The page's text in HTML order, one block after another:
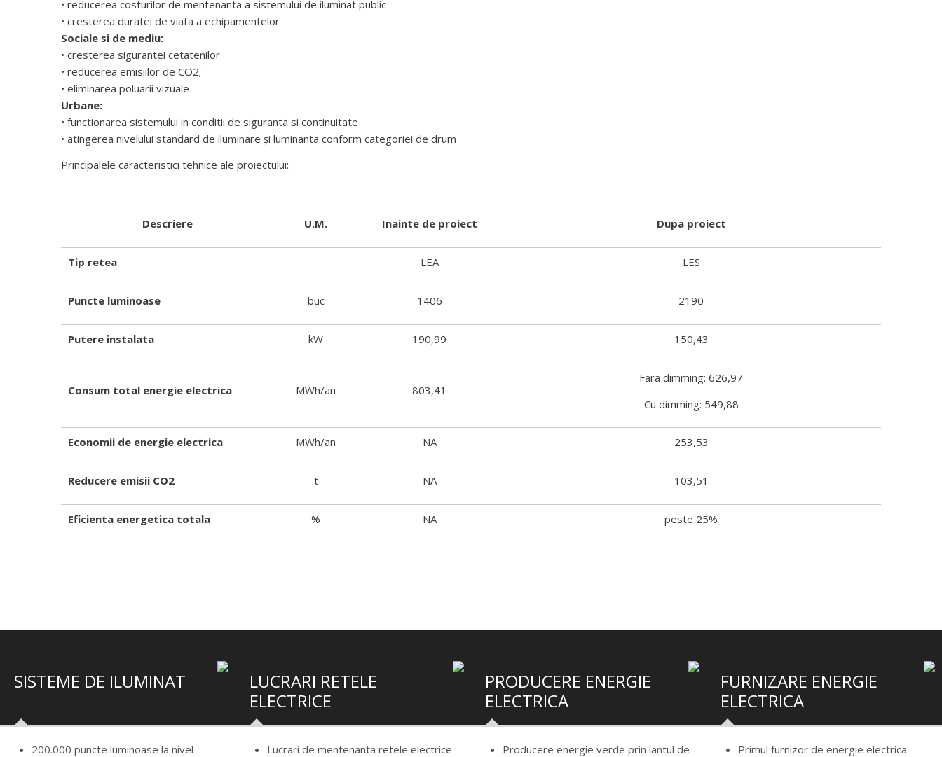
• reducerea costurilor de mentenanta a sistemului de iluminat public
• cresterea duratei de viata a echipamentelor
Sociale si de mediu:
• cresterea sigurantei cetatenilor
• reducerea emisiilor de CO2;
• eliminarea poluarii vizuale
Urbane:
• functionarea sistemului in conditii de siguranta si continuitate
• atingerea nivelului standard de iluminare și luminanta conform categoriei de drum
Principalele caracteristici tehnice ale proiectului:
Descriere U.M. Inainte de proiect Dupa proiect
Tip retea LEA LES
Puncte luminoase buc 1406 2190
Putere instalata kW 190,99 150,43
Consum total energie electrica MWh/an 803,41
Fara dimming: 626,97
Cu dimming: 549,88
Economii de energie electrica MWh/an NA 253,53
Reducere emisii CO2 t NA 103,51
Eficienta energetica totala % NA peste 25%
SISTEME DE ILUMINAT
200.000 puncte luminoase la nivel
LUCRARI RETELE
ELECTRICE
Lucrari de mentenanta retele electrice
PRODUCERE ENERGIE
ELECTRICA
Producere energie verde prin lantul de
FURNIZARE ENERGIE
ELECTRICA
Primul furnizor de energie electrica